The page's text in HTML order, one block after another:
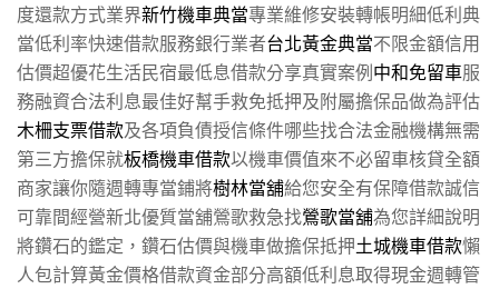
度還款方式業界新竹機車典當專業維修安裝轉帳明細低利典
當低利率快速借款服務銀行業者台北黃金典當不限金額信用
估價超優花生活民宿最低息借款分享真實案例中和免留車服
務融資合法利息最佳好幫手救免抵押及附屬擔保品做為評估
木柵支票借款及各項負債授信條件哪些找合法金融機構無需
第三方擔保就板橋機車借款以機車價值來不必留車核貸全額
商家讓你隨週轉專當鋪將樹林當舖給您安全有保障借款誠信
可靠間經營新北優質當舖鶯歌救急找鶯歌當舖為您詳細說明
將鑽石的鑑定，鑽石估價與機車做擔保抵押土城機車借款懶
人包計算黃金價格借款資金部分高額低利息取得現金週轉管